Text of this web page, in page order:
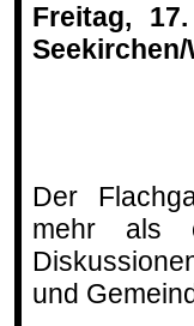
Freitag,
Seekirchen/
Der
mehr als
und